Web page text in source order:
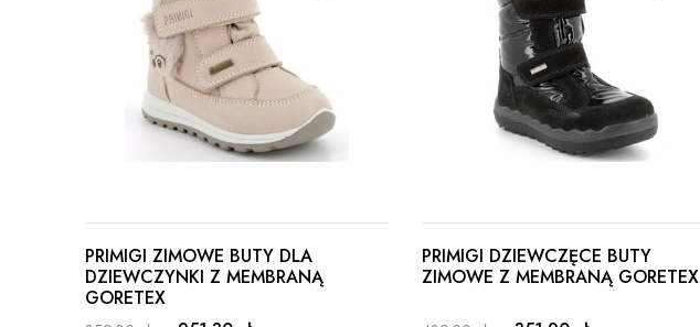
PRIMIGI ZIMOWE BUTY DLA
DZIEWCZYNKI Z MEMBRANĄ
GORETEX
PRIMIGI DZIEWCZĘCE BUTY
ZIMOWE Z MEMBRANĄ GORETEX